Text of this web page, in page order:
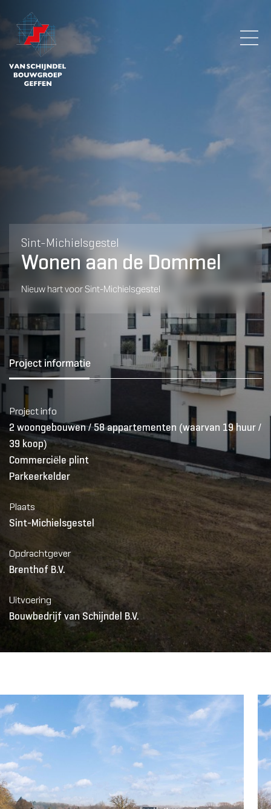
Sint-Michielsgestel
Wonen aan de Dommel
Nieuw hart voor Sint-Michielsgestel
Project informatie
Project info
2 woongebouwen / 58 appartementen (waarvan 19 huur /
39 koop)
Commerciële plint
Parkeerkelder
Plaats
Sint-Michielsgestel
Opdrachtgever
Brenthof B.V.
Uitvoering
Bouwbedrijf van Schijndel B.V.